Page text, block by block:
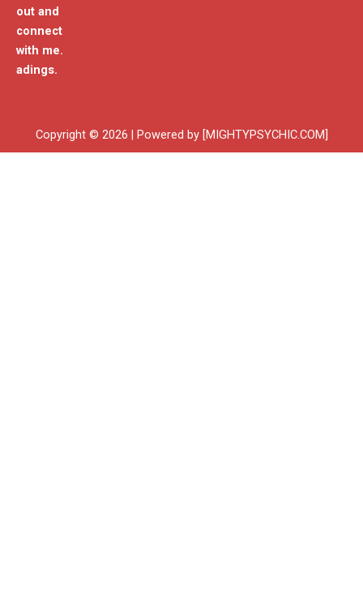
out and
connect
with me.
adings.
Copyright © 2026 | Powered by [MIGHTYPSYCHIC.COM]